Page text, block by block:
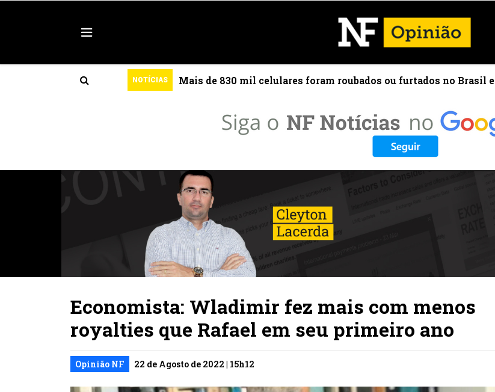
NOTÍCIAS Mais de 830 mil celulares foram roubados ou furtados no Brasil
Economista: Wladimir fez mais com menos
royalties que Rafael em seu primeiro ano
Opinião NF 22 de Agosto de 2022 | 15h12